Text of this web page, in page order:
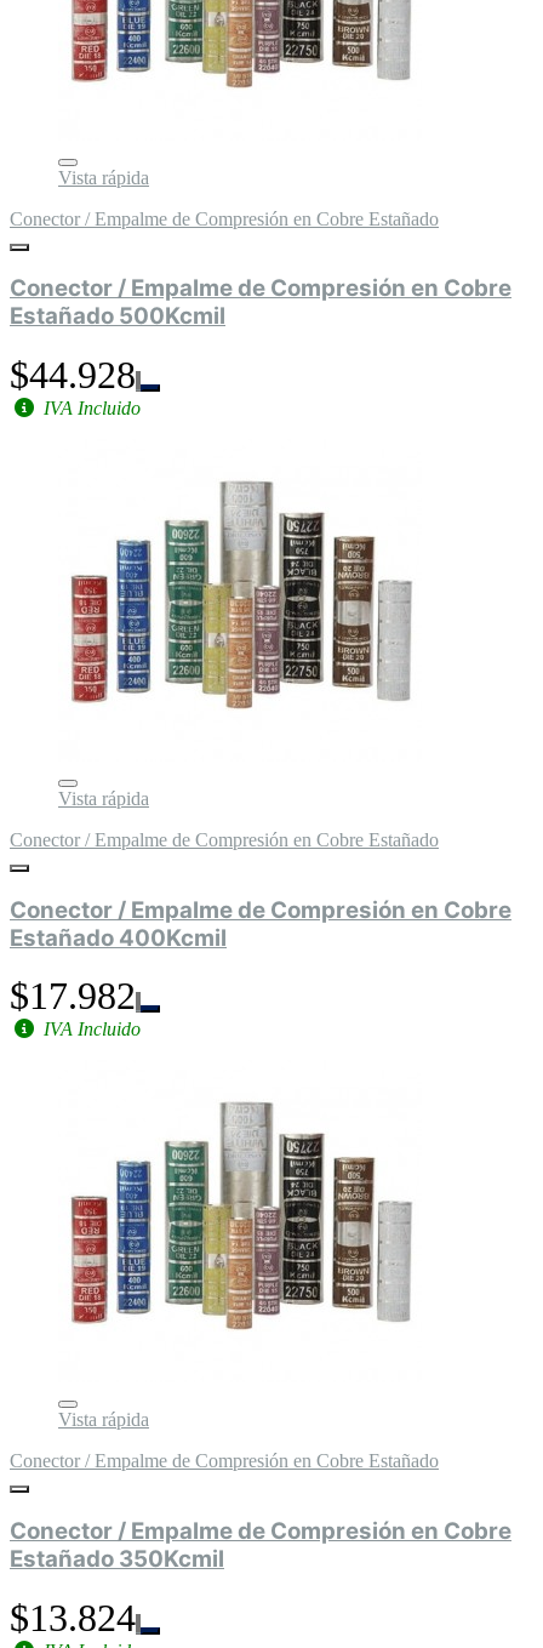
Vista rápida
Conector / Empalme de Compresión en Cobre Estañado
Conector / Empalme de Compresión en Cobre
Estañado 500Kcmil
$44.928
IVA Incluido
Vista rápida
Conector / Empalme de Compresión en Cobre Estañado
Conector / Empalme de Compresión en Cobre
Estañado 400Kcmil
$17.982
IVA Incluido
Vista rápida
Conector / Empalme de Compresión en Cobre Estañado
Conector / Empalme de Compresión en Cobre
Estañado 350Kcmil
$13.824